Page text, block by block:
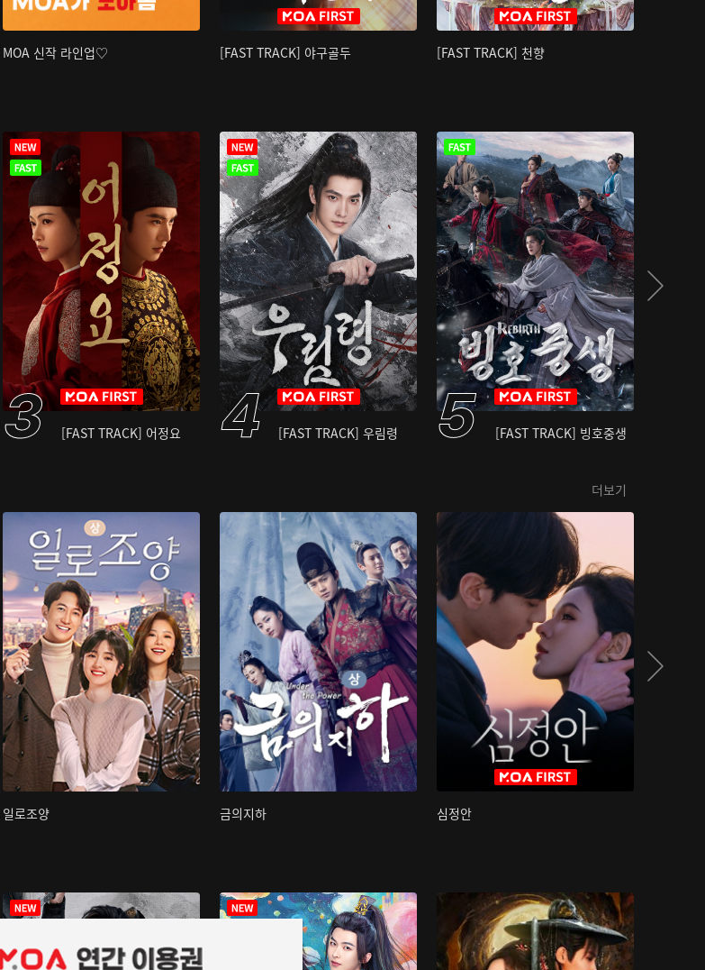
MOA 신작 라인업♡ [FAST TRACK] 야구골두 [FAST TRACK] 천향
[FAST TRACK] 어정요 [FAST TRACK] 우림령 [FAST TRACK] 빙호중생
더보기
일로조양 금의지하 심정안